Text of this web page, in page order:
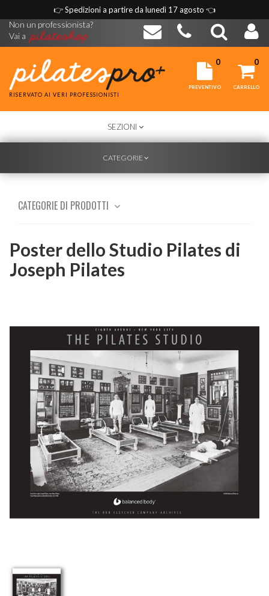
👉Spedizioni a partire da lunedì 17 agosto 👈
Non un professionista?
Vai a
RISERVATO AI VERI PROFESSIONISTI
0
PREVENTIVO
0
CARRELLO
TOGGLE
NAVIGATION
SEZIONI
TOGGLE
CATEGORIE
CATEGORIE DI PRODOTTI
Poster dello Studio Pilates di
Joseph Pilates